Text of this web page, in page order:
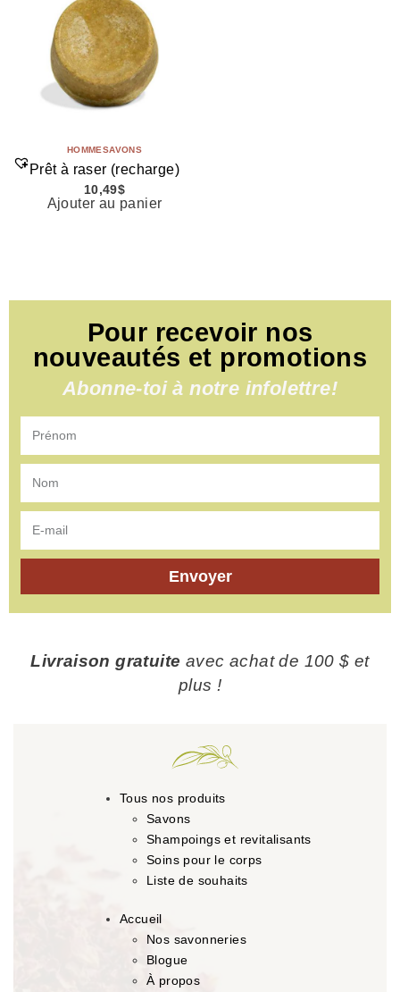
HOMMESAVONS
Prêt à raser (recharge)
10,49$
Ajouter au panier
Pour recevoir nos
nouveautés et promotions
Abonne-toi à notre infolettre!
Envoyer
Livraison gratuite avec achat de 100 $ et
plus !
Tous nos produits
Savons
Shampoings et revitalisants
Soins pour le corps
Liste de souhaits
Accueil
Nos savonneries
Blogue
À propos